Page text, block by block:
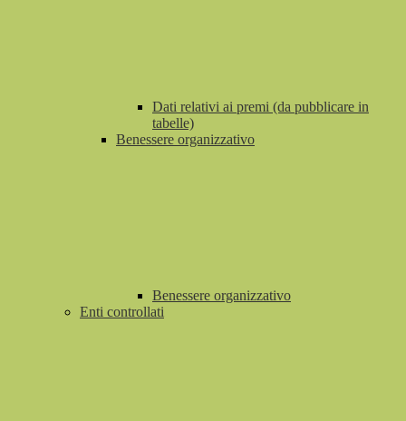
Dati relativi ai premi (da pubblicare in
tabelle)
Benessere organizzativo
Benessere organizzativo
Enti controllati